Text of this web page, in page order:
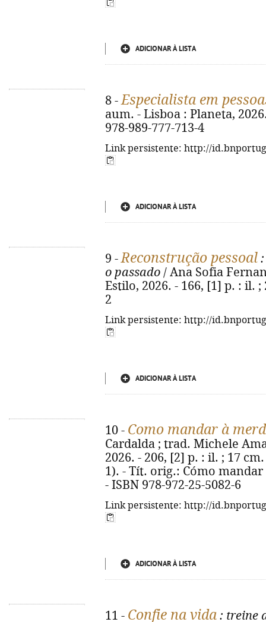
ADICIONAR À LISTA
8 -Especialista em
aum. - Lisboa : Planeta,
978-989-777-713-4
Link persistente: http://
ADICIONAR À LISTA
9 -Reconstrução pessoal
o passado / Ana Sofia
Estilo, 2026. - 166, [1] p. : il. ;
2
Link persistente: http://
ADICIONAR À LISTA
10 - Como mandar à
Cardalda ; trad. Michele
2026. - 206, [2] p. : il. ; 17
1). - Tít. orig.: Cómo
- ISBN 978-972-25-5082-6
Link persistente: http://
ADICIONAR À LISTA
11 - Confie na vida : treine